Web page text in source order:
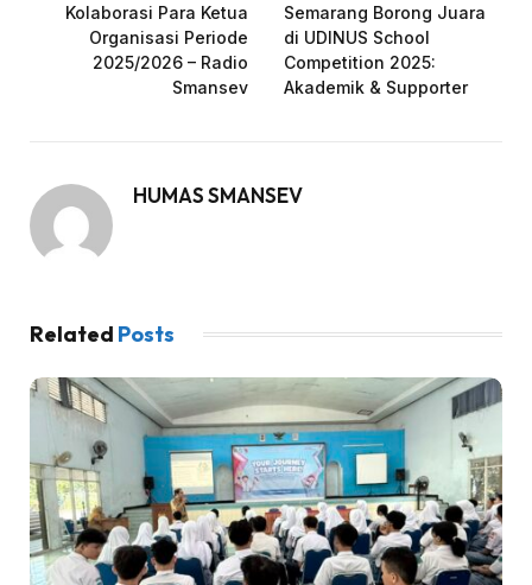
Kolaborasi Para Ketua
Organisasi Periode
2025/2026 – Radio
Smansev
Semarang Borong Juara
di UDINUS School
Competition 2025:
Akademik & Supporter
HUMAS SMANSEV
Related Posts